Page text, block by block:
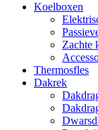
Koelboxen
Zachte
Thermosfles
Dakrek